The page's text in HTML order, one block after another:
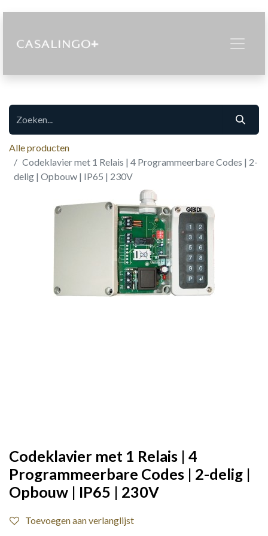
Alle producten
Codeklavier met 1 Relais | 4 Programmeerbare Codes | 2-
delig | Opbouw | IP65 | 230V
Codeklavier met 1 Relais | 4
Programmeerbare Codes | 2-delig |
Opbouw | IP65 | 230V
Toevoegen aan verlanglijst